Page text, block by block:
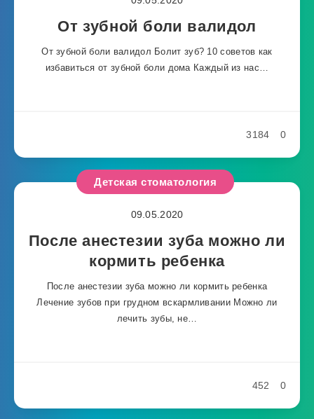
От зубной боли валидол
От зубной боли валидол Болит зуб? 10 советов как
избавиться от зубной боли дома Каждый из нас…
0
3184
Детская стоматология
09.05.2020
После анестезии зуба можно ли
кормить ребенка
После анестезии зуба можно ли кормить ребенка
Лечение зубов при грудном вскармливании Можно ли
лечить зубы, не…
0
452